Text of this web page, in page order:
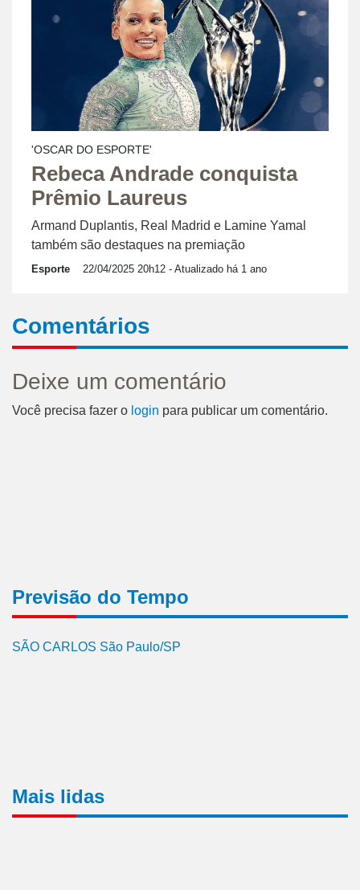
'OSCAR DO ESPORTE'
Rebeca Andrade conquista
Prêmio Laureus
Armand Duplantis, Real Madrid e Lamine Yamal
também são destaques na premiação
Esporte 22/04/2025 20h12 - Atualizado há 1 ano
Comentários
Deixe um comentário
Você precisa fazer o login para publicar um comentário.
Previsão do Tempo
SÃO CARLOS São Paulo/SP
Mais lidas